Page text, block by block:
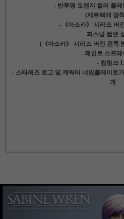
- 반투명 오렌지 컬러 플
(제트팩에 장
- 《아소카》 시리즈 버
- 퍼스널 컴뱃
(《아소카》 시리즈 버전 왼쪽
- 페인트 스프레
- 컴링크 1
- 스타워즈 로고 및 캐릭터 네임플레이트
개